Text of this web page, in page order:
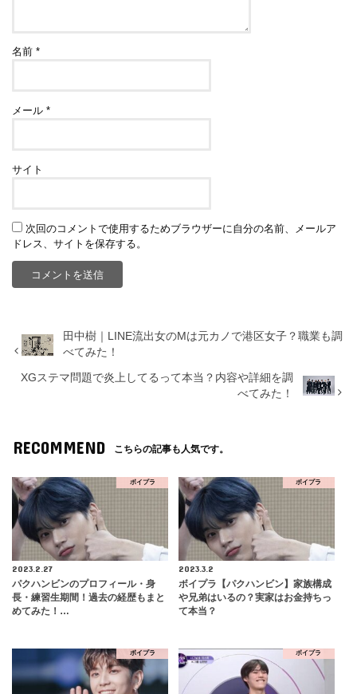
名前*
メール*
サイト
次回のコメントで使用するためブラウザーに自分の名前、メールア
ドレス、サイトを保存する。
田中樹｜LINE流出女のMは元カノで港区女子？職業も調
べてみた！
XGステマ問題で炎上してるって本当？内容や詳細を調
べてみた！
RECOMMEND こちらの記事も人気です。
ボイプラ
2023.2.27
パクハンビンのプロフィール・身
長・練習生期間！過去の経歴もまと
めてみた！…
ボイプラ
2023.3.2
ボイプラ【パクハンビン】家族構成
や兄弟はいるの？実家はお金持ちっ
て本当？
ボイプラ ボイプラ